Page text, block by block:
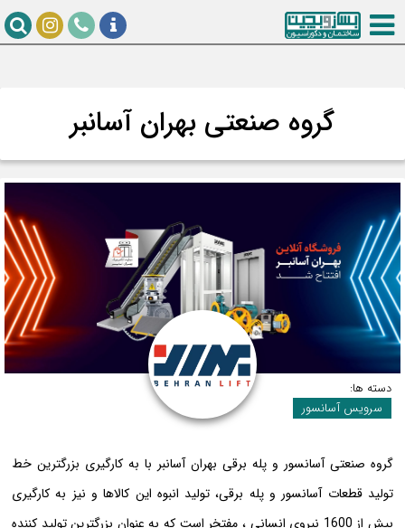
گروه صنعتی بهران آسانبر
دسته ها:
سرویس آسانسور
گروه صنعتی آسانسور و پله برقی بهران آسانبر با به کارگیری بزرگترین خط
تولید قطعات آسانسور و پله برقی، تولید انبوه این کالاها و نیز به کارگیری
بیش از 1600 نیروی انسانی ، مفتخر است که به عنوان بزرگترین تولید کننده